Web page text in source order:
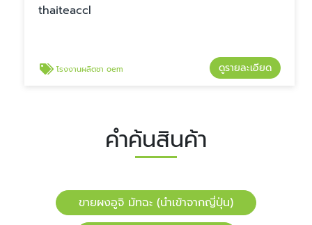
​​thaiteaccl
โรงงานผลิตชา oem ดูรายละเอียด
คำค้นสินค้า
ขายผงอูจิ มัทฉะ (นำเข้าจากญี่ปุ่น)